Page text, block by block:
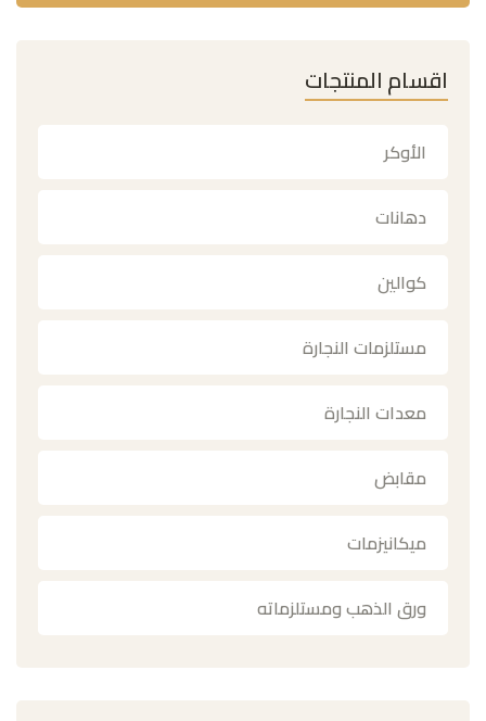
اقسام المنتجات
الأوكر
دهانات
كوالين
مستلزمات النجارة
معدات النجارة
مقابض
ميكانيزمات
ورق الذهب ومستلزماته